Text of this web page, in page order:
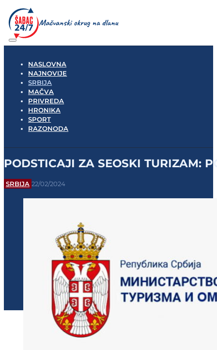
NASLOVNA
NAJNOVIJE
SRBIJA
MAČVA
PRIVREDA
HRONIKA
SPORT
RAZONODA
PODSTICAJI ZA SEOSKI TURIZAM:
SRBIJA 22/02/2024